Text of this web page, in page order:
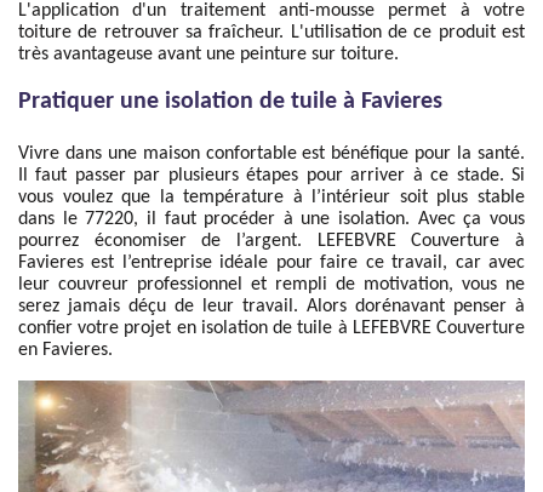
L'application d'un traitement anti-mousse permet à votre
toiture de retrouver sa fraîcheur. L'utilisation de ce produit est
très avantageuse avant une peinture sur toiture.
Pratiquer une isolation de tuile à Favieres
Vivre dans une maison confortable est bénéfique pour la santé.
Il faut passer par plusieurs étapes pour arriver à ce stade. Si
vous voulez que la température à l’intérieur soit plus stable
dans le 77220, il faut procéder à une isolation. Avec ça vous
pourrez économiser de l’argent. LEFEBVRE Couverture à
Favieres est l’entreprise idéale pour faire ce travail, car avec
leur couvreur professionnel et rempli de motivation, vous ne
serez jamais déçu de leur travail. Alors dorénavant penser à
confier votre projet en isolation de tuile à LEFEBVRE Couverture
en Favieres.